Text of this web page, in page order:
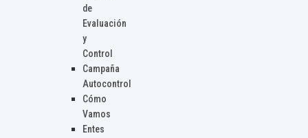
de
Evaluación
y
Control
Campaña
Autocontrol
Cómo
Vamos
Entes